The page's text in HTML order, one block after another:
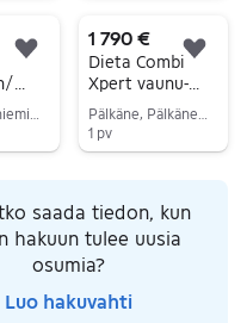
Lisää suosikiksi.
1 790 €
Dieta Combi
Xpert vaunu-
uuni
1 pv
saada tiedon, kun
hakuun tulee uusia
osumia?
Luo hakuvahti